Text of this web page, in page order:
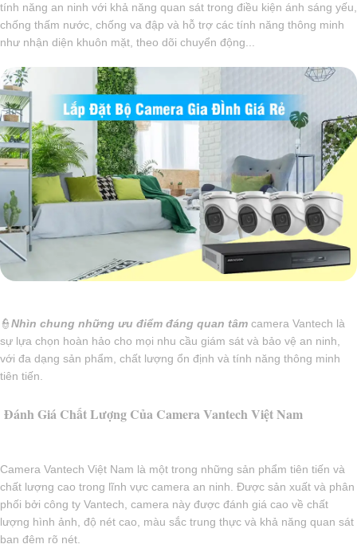
tính năng an ninh với khả năng quan sát trong điều kiện ánh sáng yếu,
chống thấm nước, chống va đập và hỗ trợ các tính năng thông minh
như nhận diện khuôn mặt, theo dõi chuyển động...
👮Nhìn chung những ưu điểm đáng quan tâm camera Vantech là
sự lựa chọn hoàn hảo cho mọi nhu cầu giám sát và bảo vệ an ninh,
với đa dạng sản phẩm, chất lượng ổn định và tính năng thông minh
tiên tiến.
Đánh Giá Chất Lượng Của Camera Vantech Việt Nam
Camera Vantech Việt Nam là một trong những sản phẩm tiên tiến và
chất lượng cao trong lĩnh vực camera an ninh. Được sản xuất và phân
phối bởi công ty Vantech, camera này được đánh giá cao về chất
lượng hình ảnh, độ nét cao, màu sắc trung thực và khả năng quan sát
ban đêm rõ nét.